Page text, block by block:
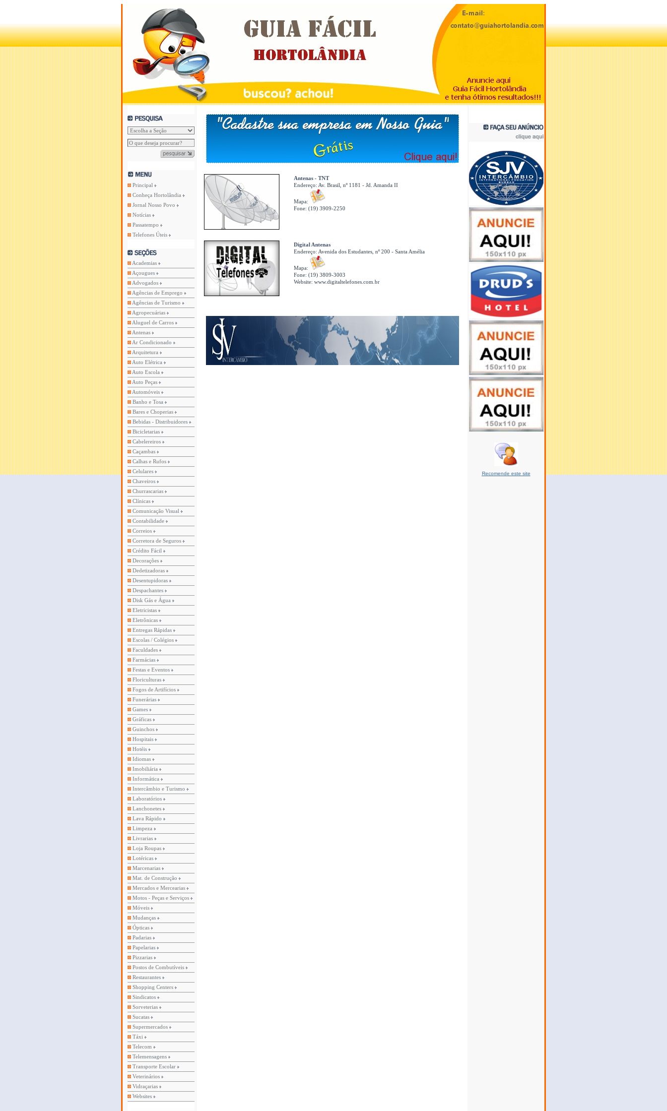
Principal
Conheça Hortolândia
Jornal Nosso Povo
Notícias
Passatempo
Telefones Úteis
Academias
Açougues
Advogados
Agências de Emprego
Agências de Turismo
Agropecuárias
Aluguel de Carros
Antenas
Ar Condicionado
Arquitetura
Auto Elétrica
Auto Escola
Auto Peças
Automóveis
Banho e Tosa
Bares e Choperias
Bebidas - Distribuidores
Bicicletarias
Cabelereiros
Caçambas
Calhas e Rufos
Celulares
Chaveiros
Churrascarias
Clínicas
Comunicação Visual
Contabilidade
Correios
Corretora de Seguros
Crédito Fácil
Decorações
Dedetizadoras
Desentupidoras
Despachantes
Disk Gás e Água
Eletricistas
Eletrônicas
Entregas Rápidas
Escolas / Colégios
Faculdades
Farmácias
Festas e Eventos
Floriculturas
Fogos de Artifícios
Funerárias
Games
Gráficas
Guinchos
Hospitais
Hotéis
Idiomas
Imobiliária
Informática
Intercâmbio e Turismo
Laboratórios
Lanchonetes
Lava Rápido
Limpeza
Livrarias
Loja Roupas
Lotéricas
Marcenarias
Mat. de Construção
Mercados e Mercearias
Motos - Peças e Serviços
Móveis
Mudanças
Ópticas
Padarias
Papelarias
Pizzarias
Postos de Combutíveis
Restaurantes
Shopping Centers
Sindicatos
Sorveterias
Sucatas
Supermercados
Táxi
Telecom
Telemensagens
Transporte Escolar
Veterinários
Vidraçarias
Websites
Antenas - TNT
Endereço: Av. Brasil, nº 1181 - Jd. Amanda II
Mapa:
Fone: (19) 3909-2250
Digital Antenas
Endereço: Avenida dos Estudantes, nº 200 - Santa Amélia
Mapa:
Fone: (19) 3809-3003
Website: www.digitaltelefones.com.br
Recomende este site